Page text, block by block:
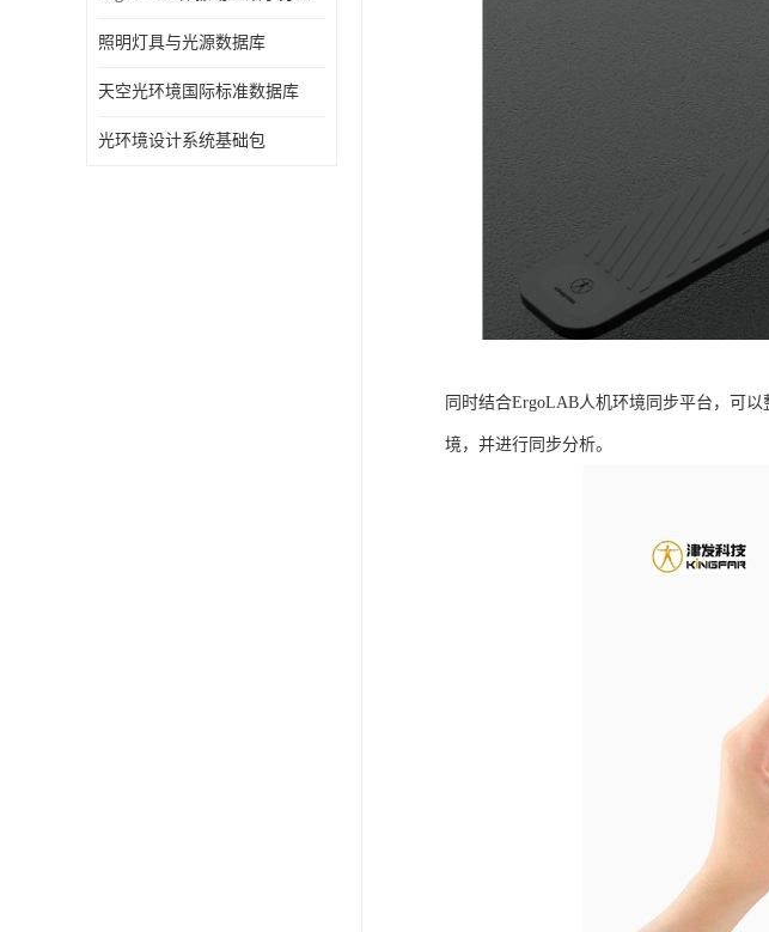
照明灯具与光源数据库
天空光环境国际标准数据库
光环境设计系统基础包
同时结合ErgoLAB人机环境同步平台，可
境，并进行同步分析。